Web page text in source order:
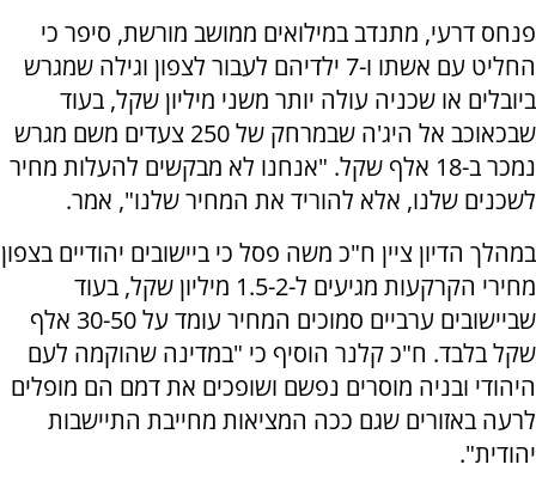
פנחס דרעי, מתנדב במילואים ממושב מורשת, סיפר כי
החליט עם אשתו ו-7 ילדיהם לעבור לצפון וגילה שמגרש
ביובלים או שכניה עולה יותר משני מיליון שקל, בעוד
שבכאוכב אל היג'ה שבמרחק של 250 צעדים משם מגרש
נמכר ב-18 אלף שקל. "אנחנו לא מבקשים להעלות מחיר
לשכנים שלנו, אלא להוריד את המחיר שלנו", אמר.
במהלך הדיון ציין ח"כ משה פסל כי ביישובים יהודיים בצפון
מחירי הקרקעות מגיעים ל-1.5-2 מיליון שקל, בעוד
שביישובים ערביים סמוכים המחיר עומד על 30-50 אלף
שקל בלבד. ח"כ קלנר הוסיף כי "במדינה שהוקמה לעם
היהודי ובניה מוסרים נפשם ושופכים את דמם הם מופלים
לרעה באזורים שגם ככה המציאות מחייבת התיישבות
יהודית".